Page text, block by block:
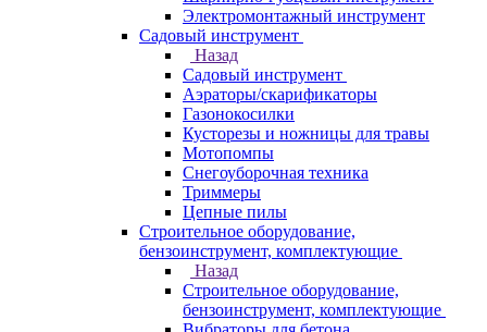
Электромонтажный инструмент
Садовый инструмент
Назад
Садовый инструмент
Аэраторы/скарификаторы
Газонокосилки
Кусторезы и ножницы для травы
Мотопомпы
Снегоуборочная техника
Триммеры
Цепные пилы
Строительное оборудование,
бензоинструмент, комплектующие
Назад
Строительное оборудование,
бензоинструмент, комплектующие